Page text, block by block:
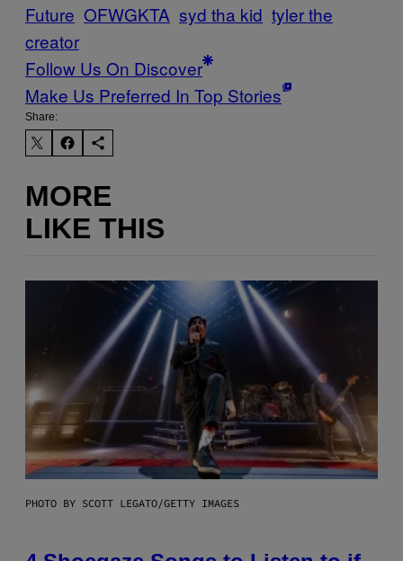
Future OFWGKTA syd tha kid tyler the
creator
Follow Us On Discover
Make Us Preferred In Top Stories
Share:
MORE
LIKE THIS
PHOTO BY SCOTT LEGATO/GETTY IMAGES